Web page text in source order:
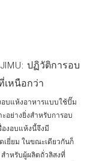
ปฏิวัติการอบ
หนือกว่า
อบแห้งอาหารแบบใช้ปั๊ม
อย่างยิ่งสำหรับการอบ
องอบแห้งนี้จึงมี
ยี่ยม ในขณะเดียวกันก็
ำหรับผู้ผลิตถั่วลิสงที่